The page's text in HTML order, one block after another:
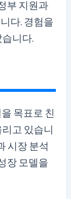
부 지원과
다. 경험을
니다.
목표로 친
고 있습니
시장 분석
장 모델을